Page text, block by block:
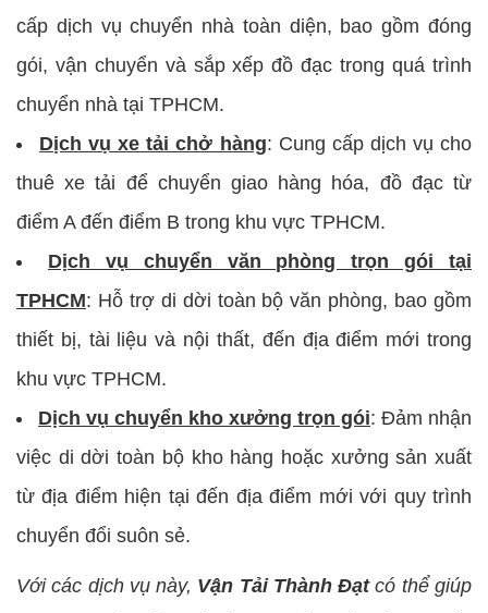
cấp dịch vụ chuyển nhà toàn diện, bao gồm đóng
gói, vận chuyển và sắp xếp đồ đạc trong quá trình
chuyển nhà tại TPHCM.
Dịch vụ xe tải chở hàng: Cung cấp dịch vụ cho
thuê xe tải để chuyển giao hàng hóa, đồ đạc từ
điểm A đến điểm B trong khu vực TPHCM.
Dịch vụ chuyển văn phòng trọn gói tại
TPHCM: Hỗ trợ di dời toàn bộ văn phòng, bao gồm
thiết bị, tài liệu và nội thất, đến địa điểm mới trong
khu vực TPHCM.
Dịch vụ chuyển kho xưởng trọn gói: Đảm nhận
việc di dời toàn bộ kho hàng hoặc xưởng sản xuất
từ địa điểm hiện tại đến địa điểm mới với quy trình
chuyển đổi suôn sẻ.
Với các dịch vụ này, Vận Tải Thành Đạtcó thể giúp